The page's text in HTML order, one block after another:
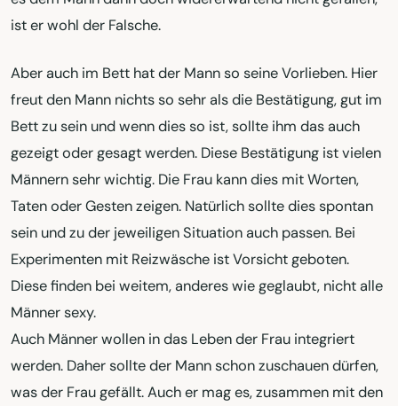
ist er wohl der Falsche.
Aber auch im Bett hat der Mann so seine Vorlieben. Hier
freut den Mann nichts so sehr als die Bestätigung, gut im
Bett zu sein und wenn dies so ist, sollte ihm das auch
gezeigt oder gesagt werden. Diese Bestätigung ist vielen
Männern sehr wichtig. Die Frau kann dies mit Worten,
Taten oder Gesten zeigen. Natürlich sollte dies spontan
sein und zu der jeweiligen Situation auch passen. Bei
Experimenten mit Reizwäsche ist Vorsicht geboten.
Diese finden bei weitem, anderes wie geglaubt, nicht alle
Männer sexy.
Auch Männer wollen in das Leben der Frau integriert
werden. Daher sollte der Mann schon zuschauen dürfen,
was der Frau gefällt. Auch er mag es, zusammen mit den